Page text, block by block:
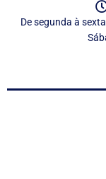
De segunda à